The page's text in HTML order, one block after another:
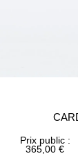
Prix public :
365,00 €